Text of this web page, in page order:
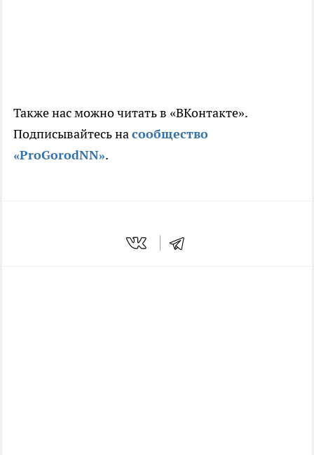
Также нас можно читать в «ВКонтакте».
Подписывайтесь насообщество
«ProGorodNN».